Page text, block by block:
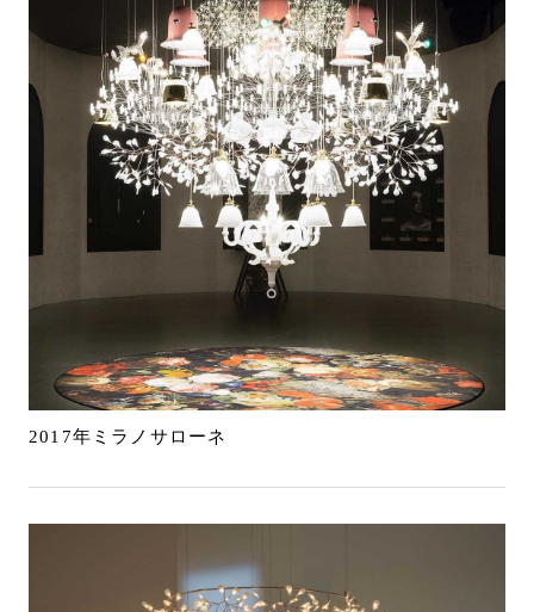
オンライン見積もり ショールームを探す
2017年ミラノサローネ